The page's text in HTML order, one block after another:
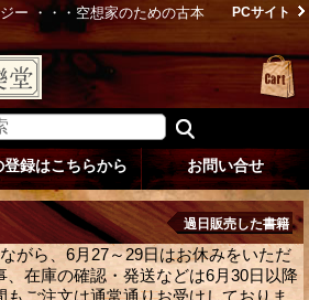
ー ・・・空想家のための古本
PCサイト
登録はこちらから お問い合せ
過日販売した書籍
ら、6月27～29日はお休みをいただ
、在庫の確認・発送などは6月30日以降
ご注文は通常通りお受けしておりま